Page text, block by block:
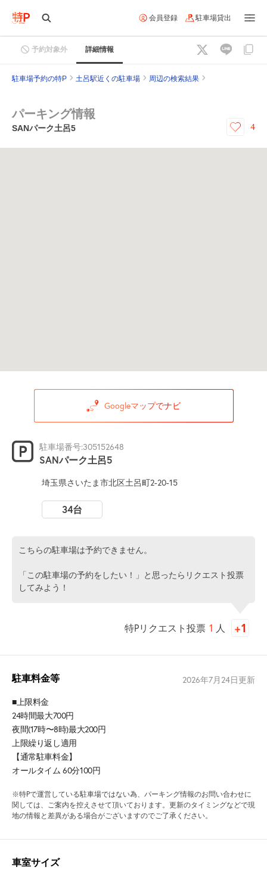
会員登録 駐車場貸出
予約対象外 詳細情報
駐車場予約の特P 土呂駅近くの駐車場 周辺の検索結果
パーキング情報
SANパーク土呂5 4
Googleマップでナビ
駐車場番号:305152648
SANパーク土呂5
埼玉県さいたま市北区土呂町2-20-15
34台
こちらの駐車場は予約できません。
「この駐車場の予約をしたい！」と思ったらリクエスト投票
してみよう！
特Pリクエスト投票 1 人
駐車料金等 2026年7月24日更新
■上限料金
24時間最大700円
夜間(17時〜8時)最大200円
上限繰り返し適用
【通常駐車料金】
オールタイム 60分100円
※特Pで運営している駐車場ではない為、パーキング情報のお問い合わせに
関しては、ご案内を控えさせて頂いております。更新のタイミングなどで現
地の情報と差異がある場合がございますのでご了承ください。
車室サイズ